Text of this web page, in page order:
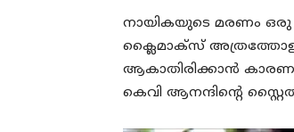
നായികയുടെ മരണം
ക്ലൈമാക്സ് അത്രത്തോളം
ആകാതിരിക്കാൻ
കെവി ആനന്ദിന്റെ